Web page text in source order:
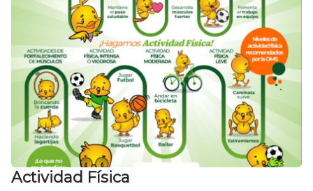
Actividad Física